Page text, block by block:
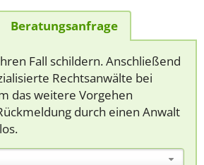
Beratungsanfrage
Fall schildern. Anschließend
Rechtsanwälte bei
das weitere Vorgehen
durch einen Anwalt